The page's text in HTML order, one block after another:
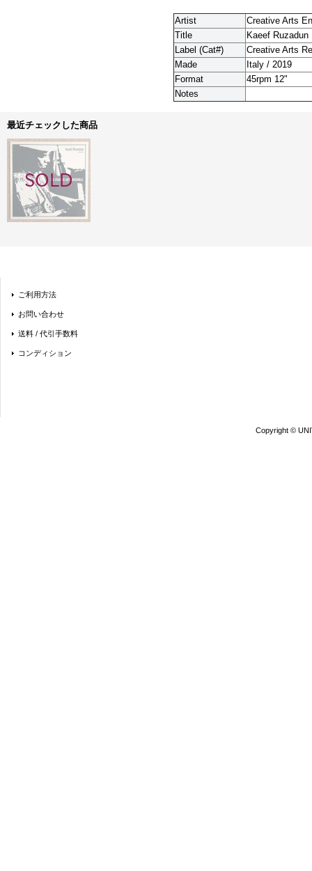
Artist
Creative Arts
Title
Kaeef
Label (Cat#)
Creative Arts
Made
Italy / 2019
Format
45rpm 12"
Notes
最近チェックした商品
ご利用方法
お問い合わせ
送料 / 代引手数料
コンディション
Copyright ©